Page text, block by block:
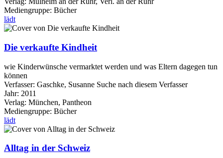
Mediengruppe: Bücher
lädt
Die verkaufte Kindheit
wie Kinderwünsche vermarktet werden und was Eltern dagegen tun
können
Verfasser: Gaschke, Susanne Suche nach diesem Verfasser
Jahr: 2011
Verlag: München, Pantheon
Mediengruppe: Bücher
lädt
Alltag in der Schweiz